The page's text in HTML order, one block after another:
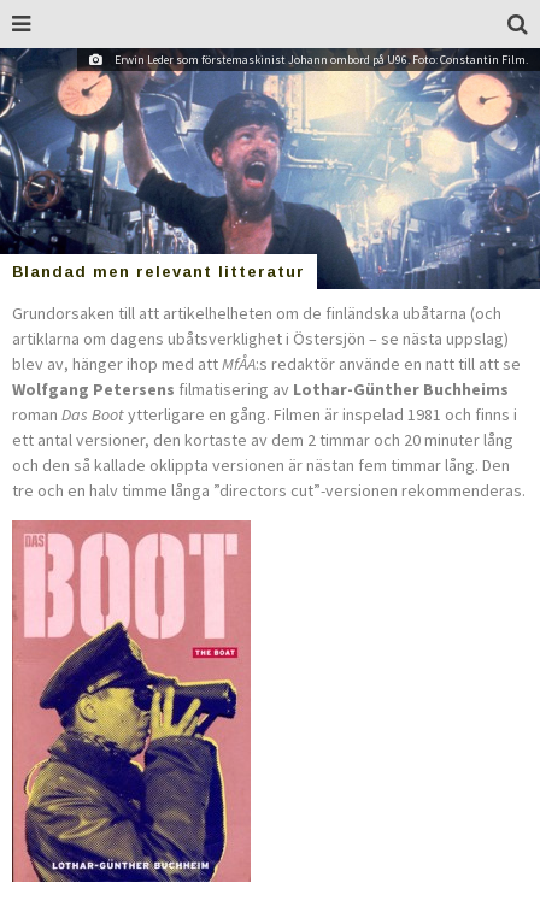
Erwin Leder som förstemaskinist Johann ombord på U96. Foto: Constantin Film.
Blandad men relevant litteratur
Grundorsaken till att artikelhelhe­ten om de finländska ubåtarna (och
artik­larna om dagens ubåtsverklighet i Öster­sjön – se nästa uppslag)
blev av, hänger ihop med attMfÅA:s redaktör använde en natt till att se
Wolfgang Petersens filmatisering av Lothar-Günther Buchheims
roman Das Bootytterligare en gång. Filmen är inspelad 1981 och finns i
ett antal versioner, den kortaste av dem 2 timmar och 20 minuter lång
och den så kallade oklippta versionen är nästan fem timmar lång. Den
tre och en halv timme långa ”directors cut”-versionen rekommenderas.